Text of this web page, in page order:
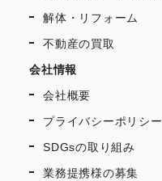
解体・リフォーム
不動産の買取
会社情報
会社概要
プライバシーポリシー
SDGsの取り組み
業務提携様の募集